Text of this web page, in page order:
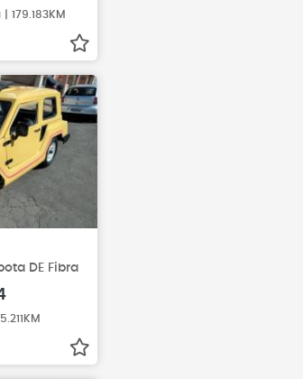
179.183KM
DE Fibra